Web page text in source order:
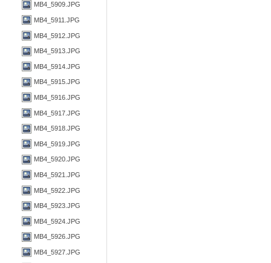
MB4_5909.JPG
MB4_5911.JPG
MB4_5912.JPG
MB4_5913.JPG
MB4_5914.JPG
MB4_5915.JPG
MB4_5916.JPG
MB4_5917.JPG
MB4_5918.JPG
MB4_5919.JPG
MB4_5920.JPG
MB4_5921.JPG
MB4_5922.JPG
MB4_5923.JPG
MB4_5924.JPG
MB4_5926.JPG
MB4_5927.JPG